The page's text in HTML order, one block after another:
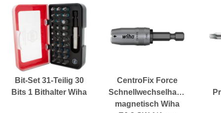
Bit-Set 31-Teilig 30
Bits 1 Bithalter Wiha
CentroFix Force
Schnellwechselhalter
magnetisch Wiha